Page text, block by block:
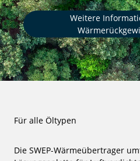
Weitere
Für alle Öltypen
Die SWEP-Wärmeübertrager